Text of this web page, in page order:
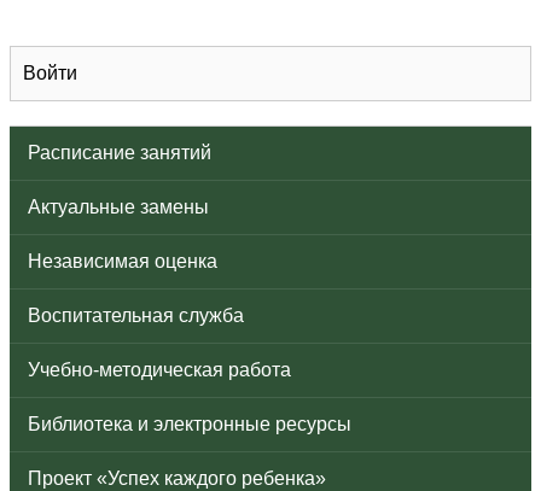
Войти
Расписание занятий
Актуальные замены
Независимая оценка
Воспитательная служба
Учебно-методическая работа
Библиотека и электронные ресурсы
Проект «Успех каждого ребенка»